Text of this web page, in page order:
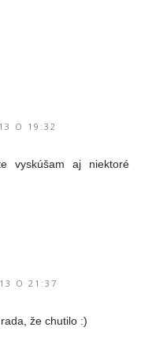
O 19:32
vyskúšam aj niektoré
O 21:37
že chutilo :)